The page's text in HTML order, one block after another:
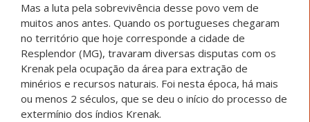
Mas a luta pela sobrevivência desse povo vem de
muitos anos antes. Quando os portugueses chegaram
no território que hoje corresponde a cidade de
Resplendor (MG), travaram diversas disputas com os
Krenak pela ocupação da área para extração de
minérios e recursos naturais. Foi nesta época, há mais
ou menos 2 séculos, que se deu o início do processo de
extermínio dos índios Krenak.